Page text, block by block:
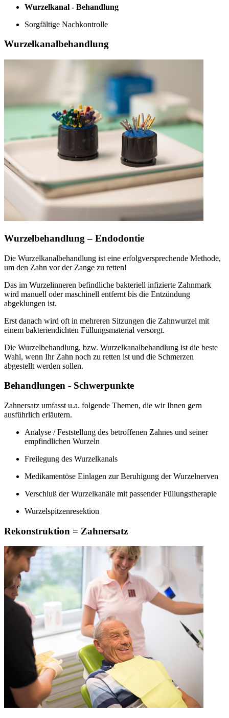
Wurzelkanal - Behandlung
Sorgfältige Nachkontrolle
Wurzelkanalbehandlung
Wurzelbehandlung – Endodontie
Die Wurzelkanalbehandlung ist eine erfolgversprechende Methode,
um den Zahn vor der Zange zu retten!
Das im Wurzelinneren befindliche bakteriell infizierte Zahnmark
wird manuell oder maschinell entfernt bis die Entzündung
abgeklungen ist.
Erst danach wird oft in mehreren Sitzungen die Zahnwurzel mit
einem bakteriendichten Füllungsmaterial versorgt.
Die Wurzelbehandlung, bzw. Wurzelkanalbehandlung ist die beste
Wahl, wenn Ihr Zahn noch zu retten ist und die Schmerzen
abgestellt werden sollen.
Behandlungen - Schwerpunkte
Zahnersatz umfasst u.a. folgende Themen, die wir Ihnen gern
ausführlich erläutern.
Analyse / Feststellung des betroffenen Zahnes und seiner
empfindlichen Wurzeln
Freilegung des Wurzelkanals
Medikamentöse Einlagen zur Beruhigung der Wurzelnerven
Verschluß der Wurzelkanäle mit passender Füllungstherapie
Wurzelspitzenresektion
Rekonstruktion = Zahnersatz